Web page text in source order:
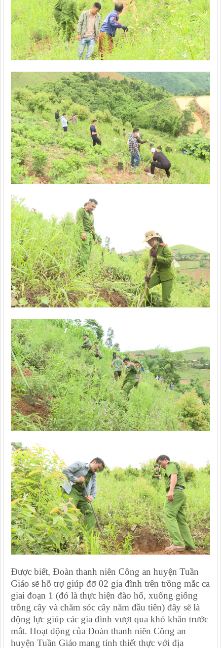
Được biết, Đoàn thanh niên Công an huyện Tuần
Giáo sẽ hỗ trợ giúp đỡ 02 gia đình trên trồng mắc ca
giai đoạn 1 (đó là thực hiện đào hố, xuống giống
trồng cây và chăm sóc cây năm đầu tiên) đây sẽ là
động lực giúp các gia đình vượt qua khó khăn trước
mắt. Hoạt động của Đoàn thanh niên Công an
huyện Tuần Giáo mang tính thiết thực với địa